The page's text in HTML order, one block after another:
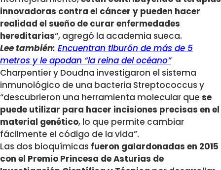
innovadoras contra el cáncer y pueden hacer
realidad el sueño de curar enfermedades
hereditarias“, agregó la academia sueca.
Lee también: Encuentran tiburón de más de 5
metros y le apodan “la reina del océano”
Charpentier y Doudna investigaron el sistema
inmunológico de una bacteria Streptococcus y
“descubrieron una herramienta molecular que se
puede utilizar para hacer incisiones precisas en el
material genético, lo que permite cambiar
fácilmente el código de la vida”.
Las dos bioquímicas fueron galardonadas en 2015
con el Premio Princesa de Asturias de